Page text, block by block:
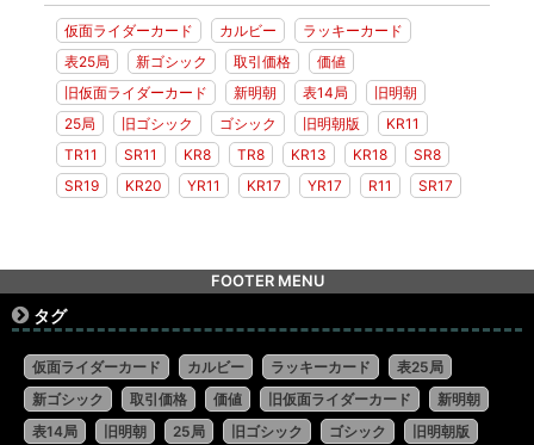
仮面ライダーカード カルビー
ラッキーカード
表25局
新ゴシック 取引価格
価値
旧仮面ライダーカード
新明朝 表14局
旧明朝
25局
旧ゴシック ゴシック 旧明朝版
KR11
TR11
SR11 KR8 TR8 KR13 KR18
SR8
SR19
KR20 YR11 KR17 YR17 R11 SR17
FOOTER MENU
タグ
仮面ライダーカード カルビー ラッキーカード
表25局
新ゴシック
取引価格 価値 旧仮面ライダーカード
新明朝
表14局
旧明朝 25局 旧ゴシック ゴシック 旧明朝版